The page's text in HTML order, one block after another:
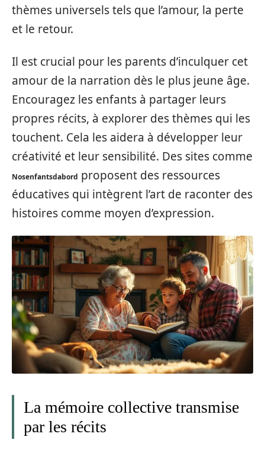
thèmes universels tels que l’amour, la perte
et le retour.
Il est crucial pour les parents d’inculquer cet
amour de la narration dès le plus jeune âge.
Encouragez les enfants à partager leurs
propres récits, à explorer des thèmes qui les
touchent. Cela les aidera à développer leur
créativité et leur sensibilité. Des sites comme
Nosenfantsdabord proposent des ressources
éducatives qui intègrent l’art de raconter des
histoires comme moyen d’expression.
La mémoire collective transmise
par les récits